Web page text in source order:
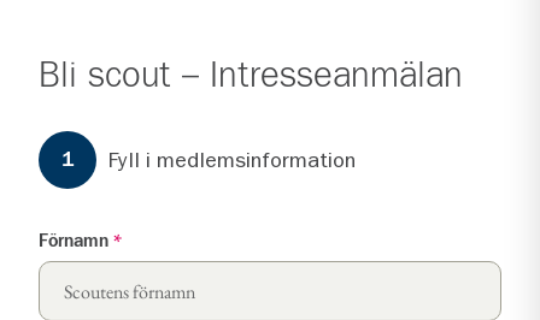
Bli scout – Intresseanmälan
Formuläret har steg.
1 Steg1
Fyll i medlemsinformation
Förnamn *